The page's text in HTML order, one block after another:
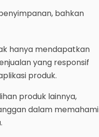
bahkan
hanya mendapatkan
yang responsif
produk.
produk lainnya,
dalam memahami